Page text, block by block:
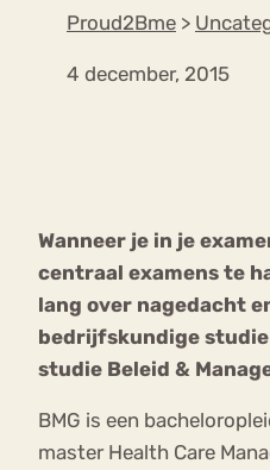
Proud2Bme >
4 december, 2015
Wanneer je in je
centraal examens te
lang over nagedacht
bedrijfskundige studie
studie Beleid &
BMG is een
master Health Care
Orthorexia